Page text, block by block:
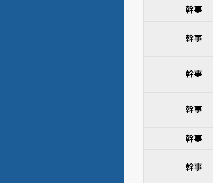
幹事
幹事
幹事
幹事
幹事
幹事